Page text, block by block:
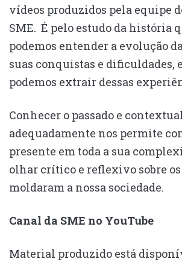
vídeos produzidos pela equipe
SME. É pelo estudo da história
podemos entender a evolução
suas conquistas e dificuldades,
podemos extrair dessas
Conhecer o passado e
adequadamente nos permite
presente em toda a sua
olhar crítico e reflexivo sobre
moldaram a nossa sociedade.
Canal da SME no YouTube
Material produzido está